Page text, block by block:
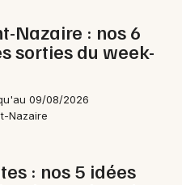
Nazaire : nos 6
sorties du week-
09/08/2026
Nazaire
: nos 5 idées